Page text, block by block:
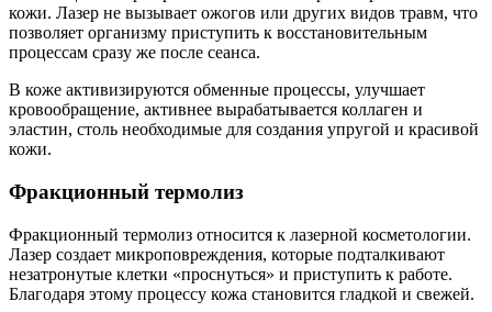
кожи. Лазер не вызывает ожогов или других видов травм, что
позволяет организму приступить к восстановительным
процессам сразу же после сеанса.
В коже активизируются обменные процессы, улучшает
кровообращение, активнее вырабатывается коллаген и
эластин, столь необходимые для создания упругой и красивой
кожи.
Фракционный термолиз
Фракционный термолиз относится к лазерной косметологии.
Лазер создает микроповреждения, которые подталкивают
незатронутые клетки «проснуться» и приступить к работе.
Благодаря этому процессу кожа становится гладкой и свежей.